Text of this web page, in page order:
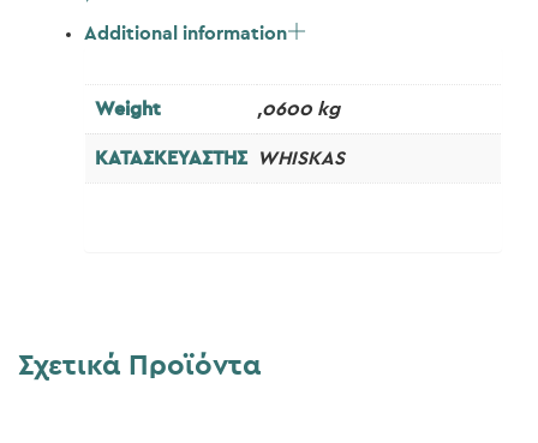
Additional information
Weight ,0600 kg
ΚΑΤΑΣΚΕΥΑΣΤΗΣ WHISKAS
Σχετικά Προϊόντα